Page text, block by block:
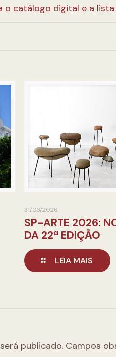
o catálogo digital e a
31/03/2026
SP-ARTE 2026:
DA 22ª EDIÇÃO
LEIA MAIS
publicado. Campos